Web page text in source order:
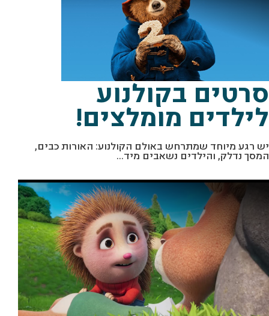
סרטים בקולנוע
לילדים מומלצים!
יש רגע מיוחד שמתרחש באולם הקולנוע: האורות כבים,
המסך נדלק, והילדים נשאבים מיד...